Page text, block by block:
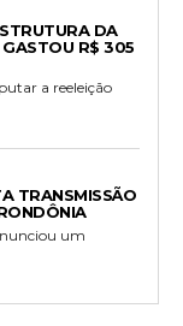
DA
GASTOU R$ 305
a reeleição
TRANSMISSÃO
um